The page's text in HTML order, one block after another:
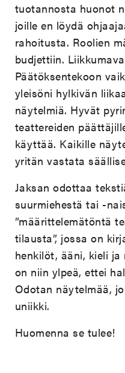
tuotannosta huonot
joille en löydä
rahoitusta. Roolien
budjettiin.
Päätöksentekoon
yleisöni hylkivän
näytelmiä. Hyvät
teattereiden
käyttää. Kaikille
yritän vastata
Jaksan odottaa
suurmiehestä tai -
”määrittelemätöntä
tilausta”, jossa on
henkilöt, ääni, kieli
on niin ylpeä, ettei
Odotan näytelmää,
uniikki.
Huomenna se tulee!